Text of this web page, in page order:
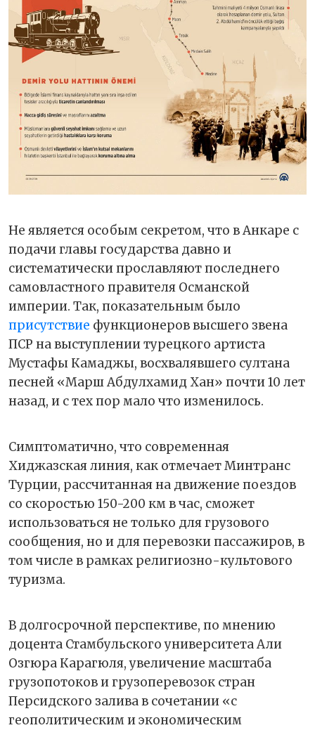
Не является особым секретом, что в Анкаре с
подачи главы государства давно и
систематически прославляют последнего
самовластного правителя Османской
империи. Так, показательным было
присутствие функционеров высшего звена
ПСР на выступлении турецкого артиста
Мустафы Камаджы, восхвалявшего султана
песней «Марш Абдулхамид Хан» почти 10 лет
назад, и с тех пор мало что изменилось.
Симптоматично, что современная
Хиджазская линия, как отмечает Минтранс
Турции, рассчитанная на движение поездов
со скоростью 150-200 км в час, сможет
использоваться не только для грузового
сообщения, но и для перевозки пассажиров, в
том числе в рамках религиозно-культового
туризма.
В долгосрочной перспективе, по мнению
доцента Стамбульского университета Али
Озгюра Карагюля, увеличение масштаба
грузопотоков и грузоперевозок стран
Персидского залива в сочетании «с
геополитическим и экономическим